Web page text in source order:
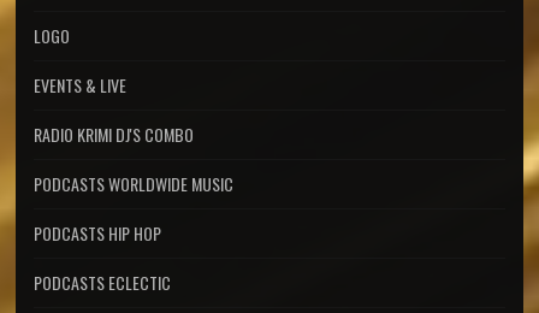
LOGO
EVENTS & LIVE
RADIO KRIMI DJ'S COMBO
PODCASTS WORLDWIDE MUSIC
PODCASTS HIP HOP
PODCASTS ECLECTIC